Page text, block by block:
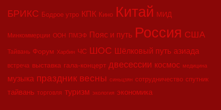
БРИКС Бодрое утро КПК Кино Китай МИД
Минкоммерции ООН ПМЭФ Пояс и путь Россия США
Тайвань Форум Харбин ЧС ШОС Шёлковый путь азиада
встреча выставка гала-концерт двесессии космос медицина
музыка праздник весны синьцзян сотрудничество спутник
тайвань торговля туризм экология экономика